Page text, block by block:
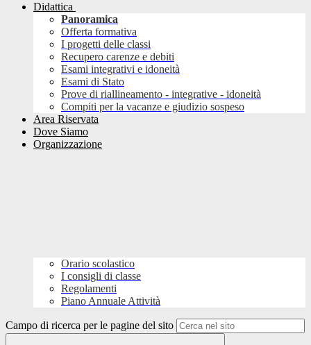
Didattica
Panoramica
Offerta formativa
I progetti delle classi
Recupero carenze e debiti
Esami integrativi e idoneità
Esami di Stato
Prove di riallineamento - integrative - idoneità
Compiti per la vacanze e giudizio sospeso
Area Riservata
Dove Siamo
Organizzazione
Orario scolastico
I consigli di classe
Regolamenti
Piano Annuale Attività
Campo di ricerca per le pagine del sito